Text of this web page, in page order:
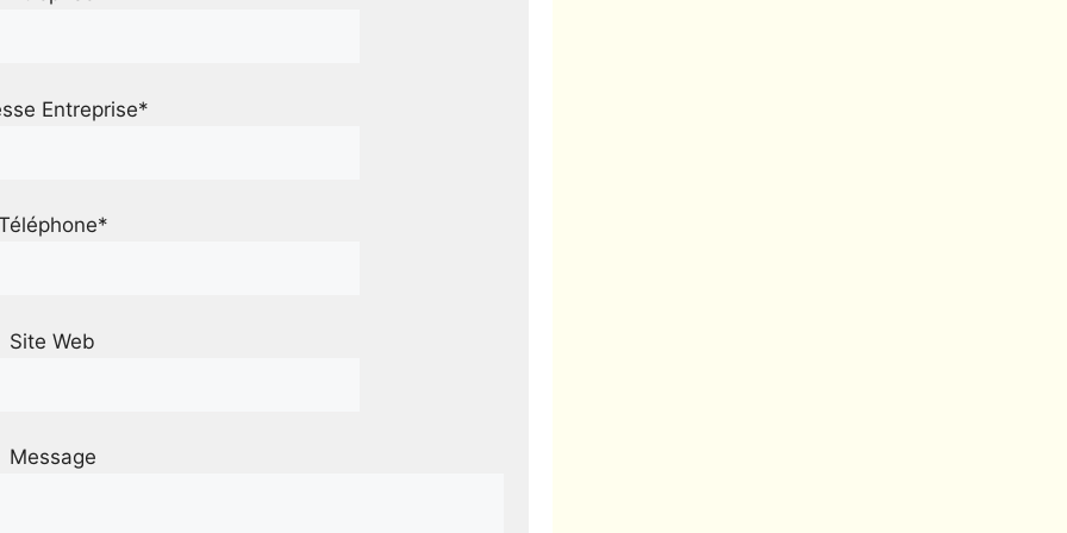
Entreprise*
Site Web
Message